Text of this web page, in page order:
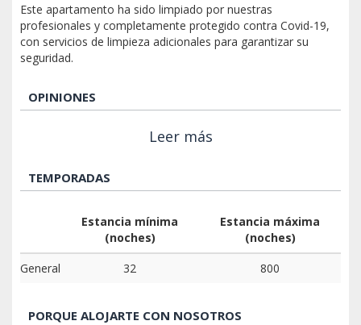
Este apartamento ha sido limpiado por nuestras
profesionales y completamente protegido contra Covid-19,
con servicios de limpieza adicionales para garantizar su
seguridad.
OPINIONES
Leer más
TEMPORADAS
Estancia mínima
(noches)
Estancia máxima
(noches)
General
32 800
PORQUE ALOJARTE CON NOSOTROS